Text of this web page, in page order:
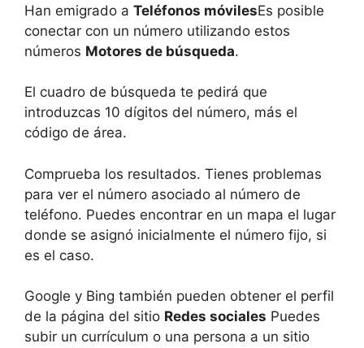
Han emigrado a Teléfonos móvilesEs posible
conectar con un número utilizando estos
números Motores de búsqueda.
El cuadro de búsqueda te pedirá que
introduzcas 10 dígitos del número, más el
código de área.
Comprueba los resultados. Tienes problemas
para ver el número asociado al número de
teléfono. Puedes encontrar en un mapa el lugar
donde se asignó inicialmente el número fijo, si
es el caso.
Google y Bing también pueden obtener el perfil
de la página del sitio Redes sociales Puedes
subir un currículum o una persona a un sitio